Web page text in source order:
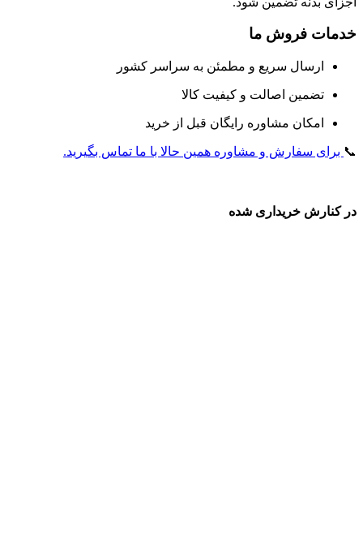
خدمات فروش ما
ارسال سریع و مطمئن به سراسر کشور
تضمین اصالت و کیفیت کالا
امکان مشاوره رایگان قبل از خرید
📞 برای سفارش و مشاوره همین حالا با ما تماس بگیرید.
در کنارش خریداری شده